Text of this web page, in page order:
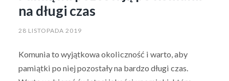
na długi czas
28 LISTOPADA 2019
Komunia to wyjątkowa okoliczność i warto, aby
pamiątki po niej pozostały na bardzo długi czas.